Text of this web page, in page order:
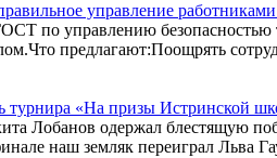
управление
по управлению
предлагают:Поощрять
«На призы Истринской
Лобанов одержал блестящую
наш земляк переиграл Льва